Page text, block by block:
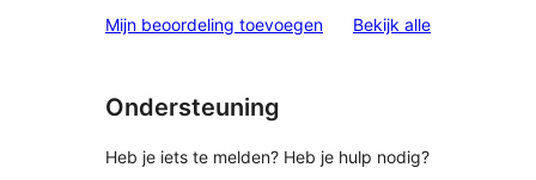
Mijn beoordeling toevoegen Bekijk alle
Ondersteuning
Heb je iets te melden? Heb je hulp nodig?